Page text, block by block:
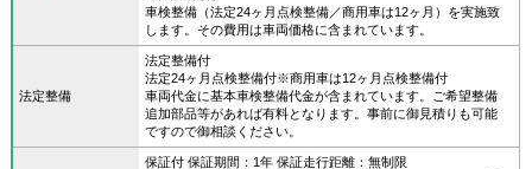
車検整備（法定24ヶ月点検整備／商用車は12ヶ月）を実施致
します。その費用は車両価格に含まれています。
法定整備
法定整備付
法定24ヶ月点検整備付※商用車は12ヶ月点検整備付
車両代金に基本車検整備代金が含まれています。ご希望整備
追加部品等があれば有料となります。事前に御見積りも可能
ですので御相談ください。
保証付 保証期間：1年 保証走行距離：無制限